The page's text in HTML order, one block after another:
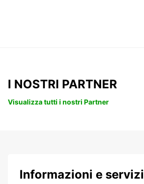
I NOSTRI PARTNER
Visualizza tutti i nostri Partner
Informazioni e servizi